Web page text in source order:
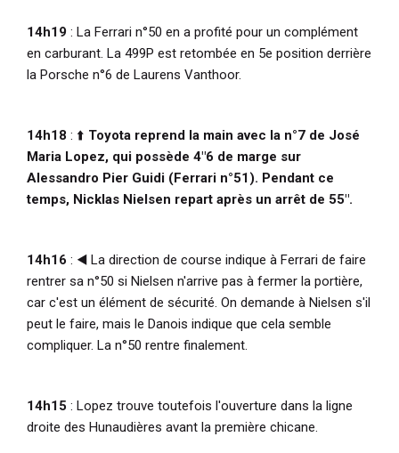
14h19 : La Ferrari n°50 en a profité pour un complément
en carburant. La 499P est retombée en 5e position derrière
la Porsche n°6 de Laurens Vanthoor.
14h18 : ⬆️ Toyota reprend la main avec la n°7 de José
Maria Lopez, qui possède 4"6 de marge sur
Alessandro Pier Guidi (Ferrari n°51). Pendant ce
temps, Nicklas Nielsen repart après un arrêt de 55".
14h16 : ◀️ La direction de course indique à Ferrari de faire
rentrer sa n°50 si Nielsen n'arrive pas à fermer la portière,
car c'est un élément de sécurité. On demande à Nielsen s'il
peut le faire, mais le Danois indique que cela semble
compliquer. La n°50 rentre finalement.
14h15 : Lopez trouve toutefois l'ouverture dans la ligne
droite des Hunaudières avant la première chicane.